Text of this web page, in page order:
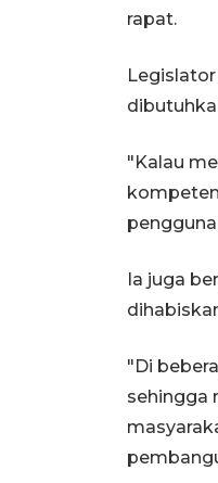
rapat.
"Kalau
Ia juga
"Di
sehingga